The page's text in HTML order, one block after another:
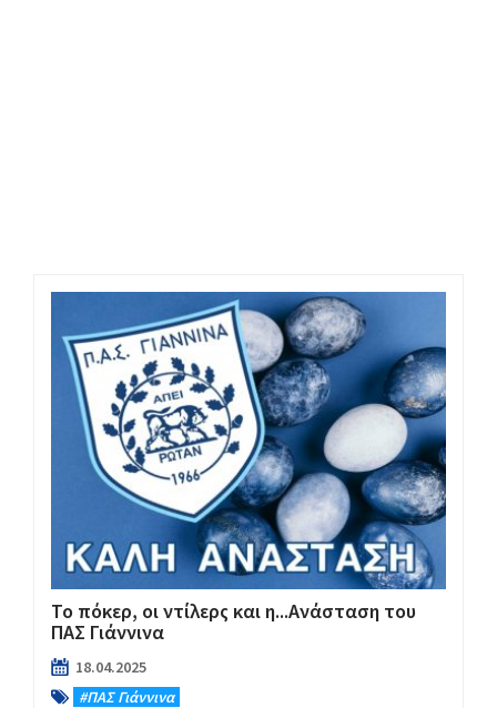
Το πόκερ, οι ντίλερς και η...Ανάσταση του
ΠΑΣ Γιάννινα
18.04.2025
#ΠΑΣ Γιάννινα